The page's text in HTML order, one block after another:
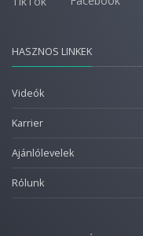
HASZNOS LINKEK
Videók
Karrier
Ajánlólevelek
Rólunk